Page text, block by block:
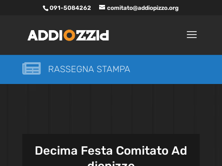
091-5084262 comitato@addiopizzo.org
 RASSEGNA STAMPA
Decima Festa Comitato Ad